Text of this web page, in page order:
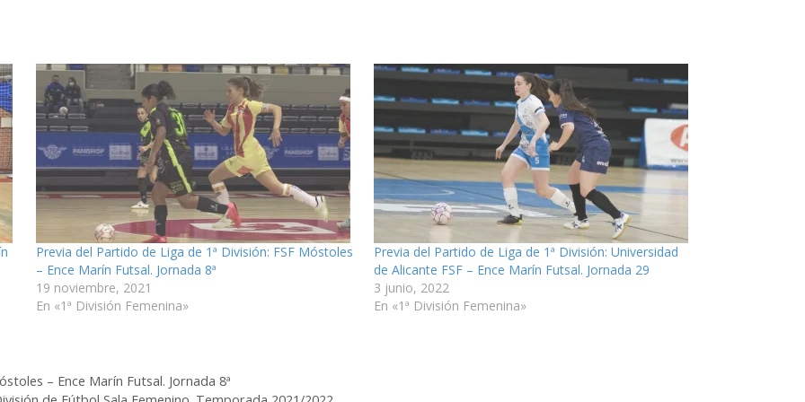
Previa del Partido de Liga de 1ª División: FSF Móstoles
– Ence Marín Futsal. Jornada 8ª
19 noviembre, 2021
En «1ª División Femenina»
Previa del Partido de Liga de 1ª División: Universidad
de Alicante FSF – Ence Marín Futsal. Jornada 29
3 junio, 2022
En «1ª División Femenina»
– Ence Marín Futsal. Jornada 8ª